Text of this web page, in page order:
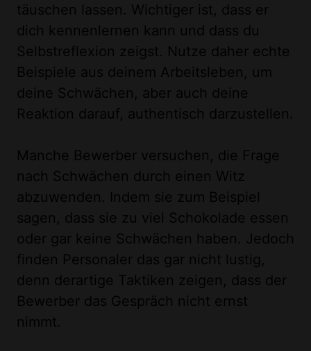
täuschen lassen. Wichtiger ist, dass er
dich kennenlernen kann und dass du
Selbstreflexion zeigst. Nutze daher echte
Beispiele aus deinem Arbeitsleben, um
deine Schwächen, aber auch deine
Reaktion darauf, authentisch darzustellen.
Manche Bewerber versuchen, die Frage
nach Schwächen durch einen Witz
abzuwenden. Indem sie zum Beispiel
sagen, dass sie zu viel Schokolade essen
oder gar keine Schwächen haben. Jedoch
finden Personaler das gar nicht lustig,
denn derartige Taktiken zeigen, dass der
Bewerber das Gespräch nicht ernst
nimmt.